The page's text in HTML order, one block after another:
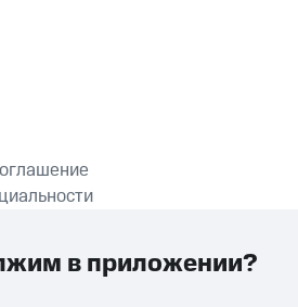
ПРИЛОЖЕНИЕ